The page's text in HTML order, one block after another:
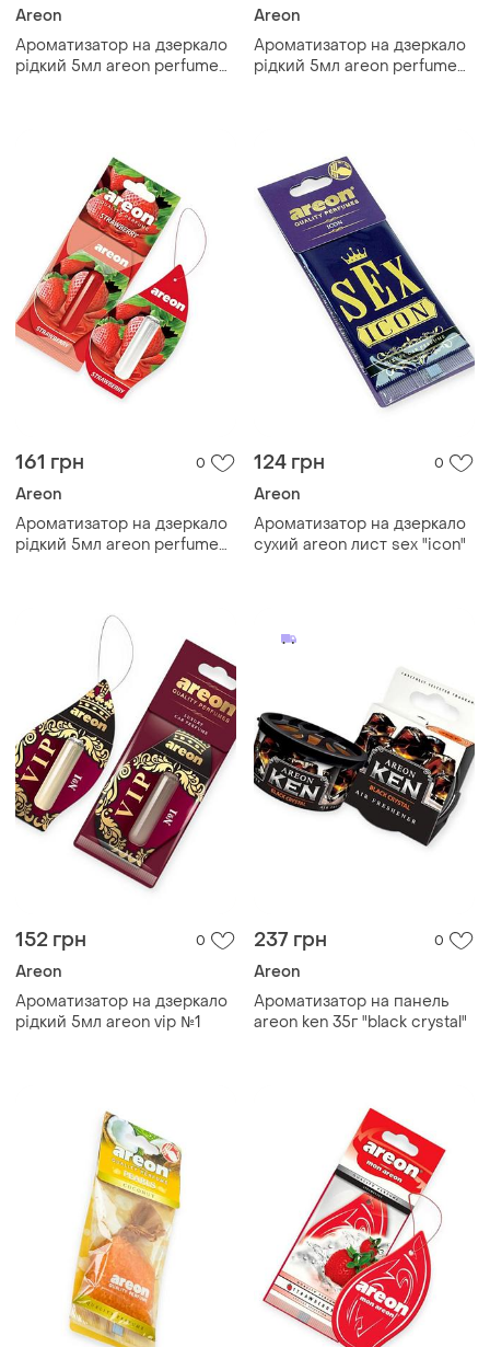
Areon
Ароматизатор на дзеркало
рідкий 5мл areon perfume
Areon
Ароматизатор на дзеркало
рідкий 5мл areon perfume
161 грн 0
Areon
Ароматизатор на дзеркало
рідкий 5мл areon perfume
124 грн 0
Areon
Ароматизатор на дзеркало
сухий areon лист sex "icon"
152 грн 0
Areon
Ароматизатор на дзеркало
рідкий 5мл areon vip №1
237 грн 0
Areon
Ароматизатор на панель
areon ken 35г "black crystal"